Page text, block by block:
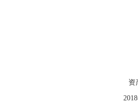
资
2018